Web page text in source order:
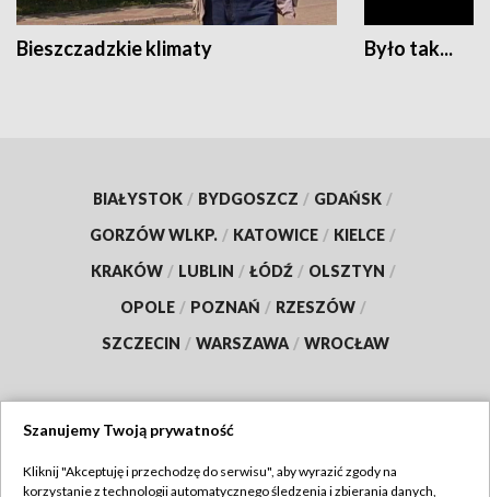
Bieszczadzkie klimaty Było tak...
BIAŁYSTOK / BYDGOSZCZ / GDAŃSK /
GORZÓW WLKP. / KATOWICE / KIELCE /
KRAKÓW / LUBLIN / ŁÓDŹ / OLSZTYN /
OPOLE / POZNAŃ / RZESZÓW /
SZCZECIN / WARSZAWA / WROCŁAW
Szanujemy Twoją prywatność
Kliknij "Akceptuję i przechodzę do serwisu", aby wyrazić zgody na
korzystanie z technologii automatycznego śledzenia i zbierania danych,